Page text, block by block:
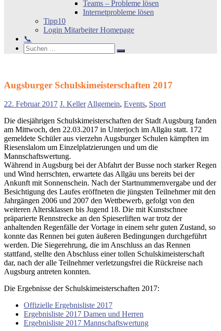
Teams – Probleme lösen
Internetprobleme lösen
Tipp10
Login Mitarbeiter Homepage
📞
Search
Suchen
nach:
Suchen
Augsburger Schulskimeisterschaften 2017
22. Februar 2017 J. KellerAllgemein, Events, Sport
Die diesjährigen Schulskimeisterschaften der Stadt Augsburg fanden
am Mittwoch, den 22.03.2017 in Unterjoch im Allgäu statt. 172
gemeldete Schüler aus vierzehn Augsburger Schulen kämpften im
Riesenslalom um Einzelplatzierungen und um die
Mannschaftswertung.
Während in Augsburg bei der Abfahrt der Busse noch starker Regen
und Wind herrschten, erwartete das Allgäu uns bereits bei der
Ankunft mit Sonnenschein. Nach der Startnummernvergabe und der
Besichtigung des Laufes eröffneten die jüngsten Teilnehmer mit den
Jahrgängen 2006 und 2007 den Wettbewerb, gefolgt von den
weiteren Altersklassen bis Jugend 18. Die mit Kunstschnee
präparierte Rennstrecke an den Spieserliften war trotz der
anhaltenden Regenfälle der Vortage in einem sehr guten Zustand, so
konnte das Rennen bei guten äußeren Bedingungen durchgeführt
werden. Die Siegerehrung, die im Anschluss an das Rennen
stattfand, stellte den Abschluss einer tollen Schulskimeisterschaft
dar, nach der alle Teilnehmer verletzungsfrei die Rückreise nach
Augsburg antreten konnten.
Die Ergebnisse der Schulskimeisterschaften 2017:
Offizielle Ergebnisliste 2017
Ergebnisliste 2017 Damen und Herren
Ergebnisliste 2017 Mannschaftswertung